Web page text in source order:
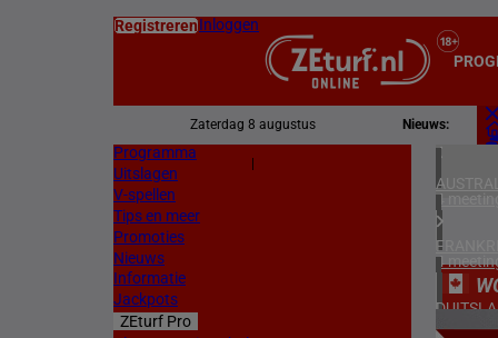
RegistrerenInloggen
Zaterdag 8 augustus Nieuws:
Programma
Uitslagen
V-spellen
Tips en meer
Promoties
Nieuws
Informatie
Jackpots
ZEturf Pro
4
4
5